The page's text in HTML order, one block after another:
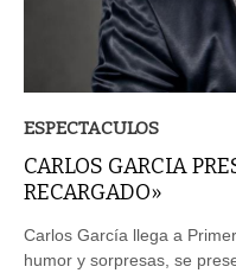
CARLOS GARCIA
RECARGADO»
humor y sorpresas, se
21 en Primer Piso, Ogham